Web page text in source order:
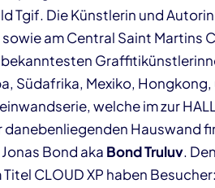
Tgif. Die Künstlerin und
am Central Saint Martins
Südafrika, Mexiko, Hongkong,
welche im zur
danebenliegenden Hauswand
Bond aka Bond Truluv.
CLOUD XP haben